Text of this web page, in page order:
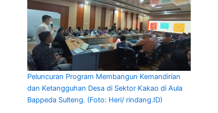
Peluncuran Program Membangun Kemandirian
dan Ketangguhan Desa di Sektor Kakao di Aula
Bappeda Sulteng. (Foto: Heri/ rindang.ID)